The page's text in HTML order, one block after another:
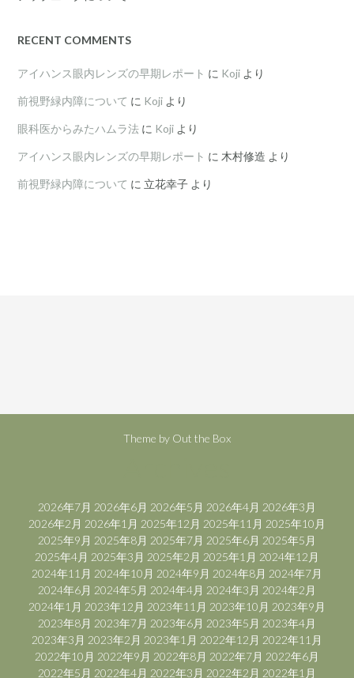
RECENT COMMENTS
アイハンス眼内レンズの早期レポート に Koji より
前視野緑内障について に Koji より
眼科医からみたハムラ法 に Koji より
アイハンス眼内レンズの早期レポート に 木村修造 より
前視野緑内障について に 立花幸子 より
Theme by Out the Box
2026年7月 2026年6月 2026年5月 2026年4月 2026年3月
2026年2月 2026年1月 2025年12月 2025年11月 2025年10月
2025年9月 2025年8月 2025年7月 2025年6月 2025年5月
2025年4月 2025年3月 2025年2月 2025年1月 2024年12月
2024年11月 2024年10月 2024年9月 2024年8月 2024年7月
2024年6月 2024年5月 2024年4月 2024年3月 2024年2月
2024年1月 2023年12月 2023年11月 2023年10月 2023年9月
2023年8月 2023年7月 2023年6月 2023年5月 2023年4月
2023年3月 2023年2月 2023年1月 2022年12月 2022年11月
2022年10月 2022年9月 2022年8月 2022年7月 2022年6月
2022年5月 2022年4月 2022年3月 2022年2月 2022年1月